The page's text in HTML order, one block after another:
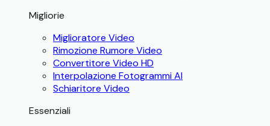
Migliorie
Miglioratore Video
Rimozione Rumore Video
Convertitore Video HD
Interpolazione Fotogrammi AI
Schiaritore Video
Essenziali